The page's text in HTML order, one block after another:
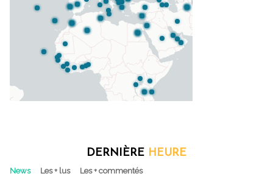
DERNIÈRE HEURE
News Les + lus Les + commentés